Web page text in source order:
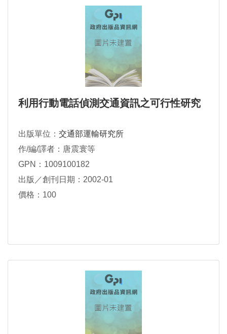
利用行動電話偵測交通資訊之可行性研究
出版單位： 交通部運輸研究所
作/編/譯者：唐震寰等
GPN：1009100182
出版／創刊日期：2002-01
價格：100